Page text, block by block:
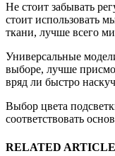
Не стоит забывать
стоит использовать
ткани, лучше всего
Универсальные
выборе, лучше
вряд ли быстро
Выбор цвета
соответствовать
RELATED